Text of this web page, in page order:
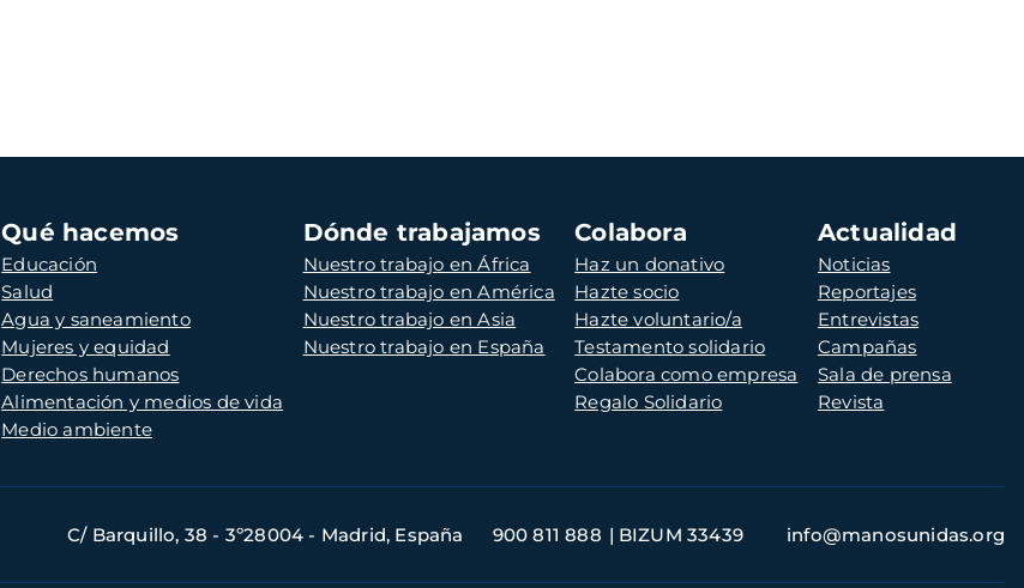
Qué hacemos
Educación
Salud
Agua y saneamiento
Mujeres y equidad
Derechos humanos
Alimentación y medios de vida
Medio ambiente
Dónde trabajamos
Nuestro trabajo en África
Nuestro trabajo en América
Nuestro trabajo en Asia
Nuestro trabajo en España
Colabora
Haz un donativo
Hazte socio
Hazte voluntario/a
Testamento solidario
Colabora como empresa
Regalo Solidario
Actualidad
Noticias
Reportajes
Entrevistas
Campañas
Sala de prensa
Revista
C/ Barquillo, 38 - 3º28004 - Madrid, España 900 811 888 BIZUM 33439 info@manosunidas.org